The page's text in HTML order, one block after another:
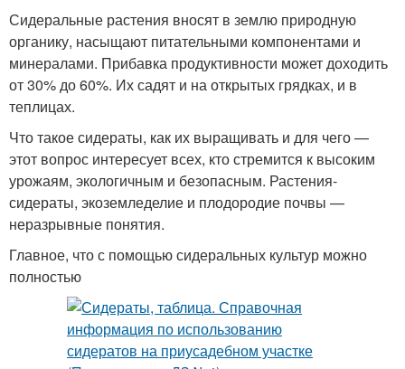
Сидеральные растения вносят в землю природную
органику, насыщают питательными компонентами и
минералами. Прибавка продуктивности может доходить
от 30% до 60%. Их садят и на открытых грядках, и в
теплицах.
Что такое сидераты, как их выращивать и для чего —
этот вопрос интересует всех, кто стремится к высоким
урожаям, экологичным и безопасным. Растения-
сидераты, экоземледелие и плодородие почвы —
неразрывные понятия.
Главное, что с помощью сидеральных культур можно
полностью